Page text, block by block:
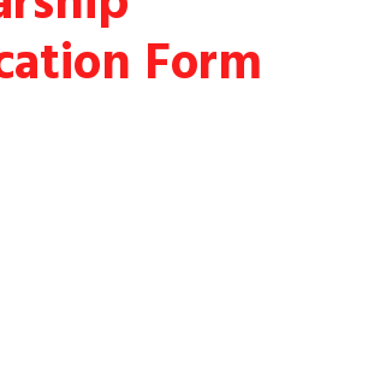
Form